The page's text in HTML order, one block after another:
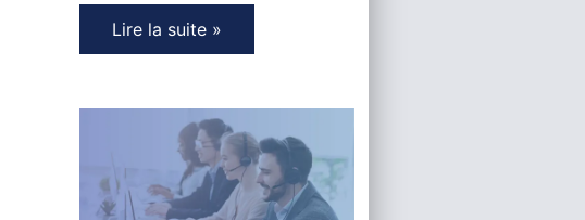
Lire la suite »